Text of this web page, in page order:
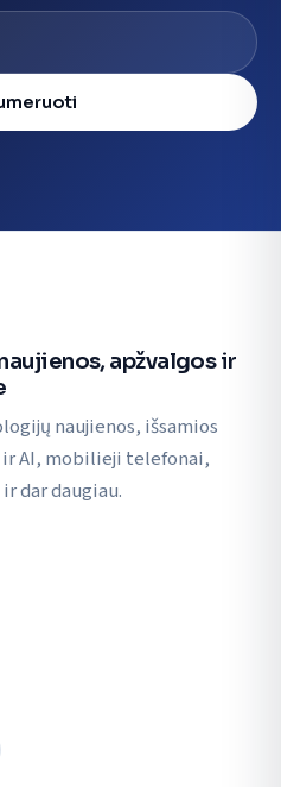
apžvalgos ir
naujienos, išsamios
AI, mobilieji telefonai,
dar daugiau.